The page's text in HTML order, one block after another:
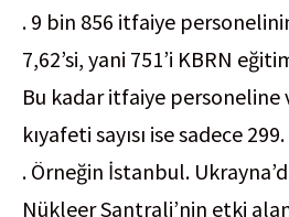
. 9 bin 856 itfaiye
7,62’si, yani 751’i KBRN
Bu kadar itfaiye personeline
kıyafeti sayısı ise sadece 299.
. Örneğin İstanbul.
Nükleer Santrali’nin etki